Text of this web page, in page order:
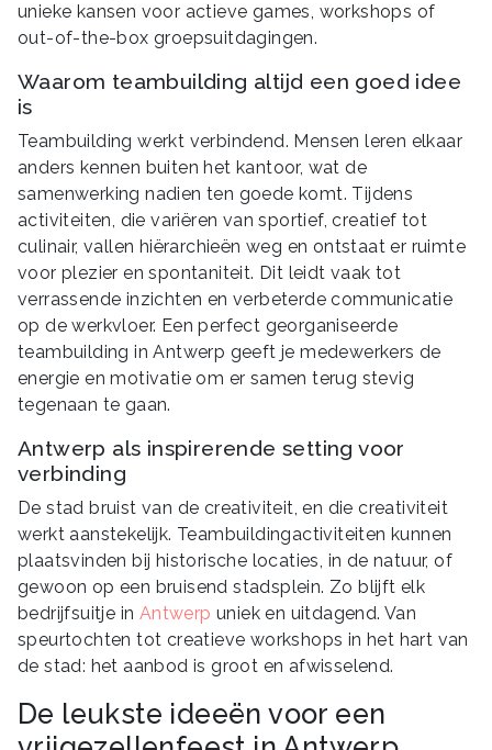
unieke kansen voor actieve games, workshops of
out-of-the-box groepsuitdagingen.
Waarom teambuilding altijd een goed idee
is
Teambuilding werkt verbindend. Mensen leren elkaar
anders kennen buiten het kantoor, wat de
samenwerking nadien ten goede komt. Tijdens
activiteiten, die variëren van sportief, creatief tot
culinair, vallen hiërarchieën weg en ontstaat er ruimte
voor plezier en spontaniteit. Dit leidt vaak tot
verrassende inzichten en verbeterde communicatie
op de werkvloer. Een perfect georganiseerde
teambuilding in Antwerp geeft je medewerkers de
energie en motivatie om er samen terug stevig
tegenaan te gaan.
Antwerp als inspirerende setting voor
verbinding
De stad bruist van de creativiteit, en die creativiteit
werkt aanstekelijk. Teambuildingactiviteiten kunnen
plaatsvinden bij historische locaties, in de natuur, of
gewoon op een bruisend stadsplein. Zo blijft elk
bedrijfsuitje in Antwerp uniek en uitdagend. Van
speurtochten tot creatieve workshops in het hart van
de stad: het aanbod is groot en afwisselend.
De leukste ideeën voor een